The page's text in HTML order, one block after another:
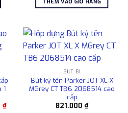
5.400.000 ₫.
997.000 ₫.
THÊM VÀO GIỎ HÀNG
1
₫Giá
BÚT BI
Bút ký tên Parker JOT XL X
MGrey CT TB6 2068514 cao
cấp
821.000 ₫